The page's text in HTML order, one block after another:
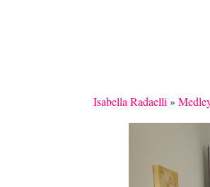
Isabella Radaelli »